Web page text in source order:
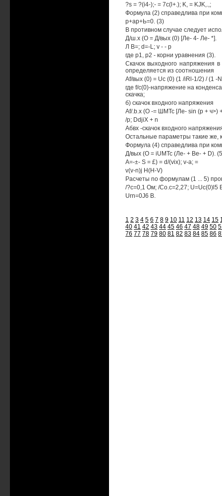
?s = ?(i4-);- = 7c(l+.); K, = KJK,.,;
Формула (2) справедлива при
р+ар+Ь=0. (3)
В противном случае следует
Д/ш.х (О = Д/вых (0) [Ле- 4- Ле- *].
Л В=; d=-L; v - - р
где р1, р2 - корни уравнения (3).
Скачок выходного напряжения
определяется из соотношения
Af/вых (0) = Uc (0) (1 /iRl-1/2) / (1 -
где f/c(0)-напряжение на
скачка;
б) скачок входного напряжения
Af/.b.x (О -= ШМТс [Ле- sin (р + ч>)
/р; DdjiX + n
Абвх -скачок входного
Остальные параметры такие же,
Формула (4) справедлива при
Д/вых (О = iUMTc (Ле- + Ве- + D).
А=-±- S = £) = d/(vix); v-a; =
v(v-n)j H(H-V)
Расчеты no формулам (1 ... 5)
/?с=0,1 Ом; /Со.с=2,27; U=Uc(0)l5
Urn=0J6 В.
1 2 3 4 5 6 7 8 9 10 11 12 13 14 15
40 41 42 43 44 45 46 47 48 49 50
76 77 78 79 80 81 82 83 84 85 86